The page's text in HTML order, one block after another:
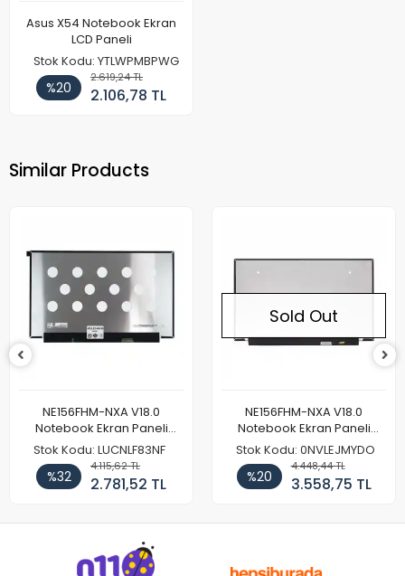
Asus X54 Notebook Ekran
LCD Paneli
Stok Kodu: YTLWPMBPWG
%20
2.619,24 TL
2.106,78 TL
Similar Products
NE156FHM-NXA V18.0
Notebook Ekran Paneli
144Hz
Stok Kodu: LUCNLF83NF
%32
4.115,62 TL
2.781,52 TL
Sold Out
NE156FHM-NXA V18.0
Notebook Ekran Paneli
165Hz
Stok Kodu: 0NVLEJMYDO
%20
4.448,44 TL
3.558,75 TL